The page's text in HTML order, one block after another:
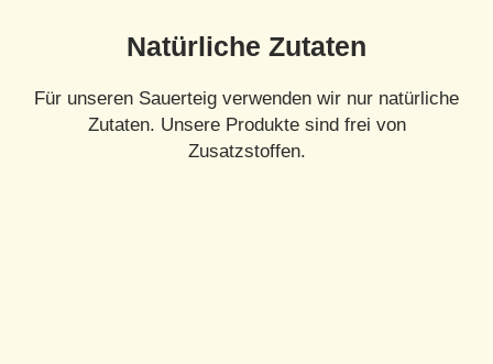
Natürliche Zutaten
Für unseren Sauerteig verwenden wir nur natürliche
Zutaten. Unsere Produkte sind frei von
Zusatzstoffen.